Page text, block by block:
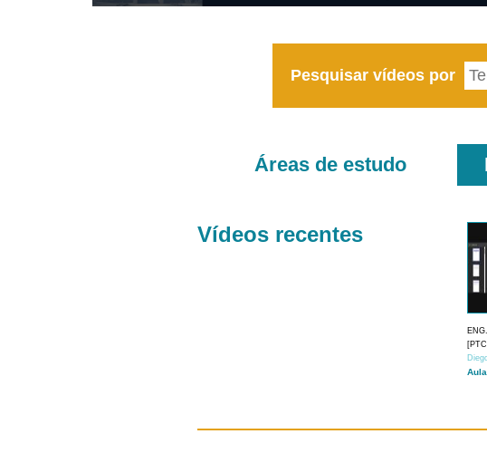
Pesquisar vídeos por
Áreas de estudo
Vídeos recentes